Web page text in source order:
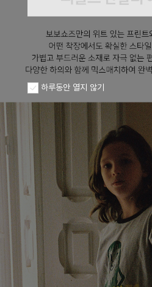
하루동안 열지 않기